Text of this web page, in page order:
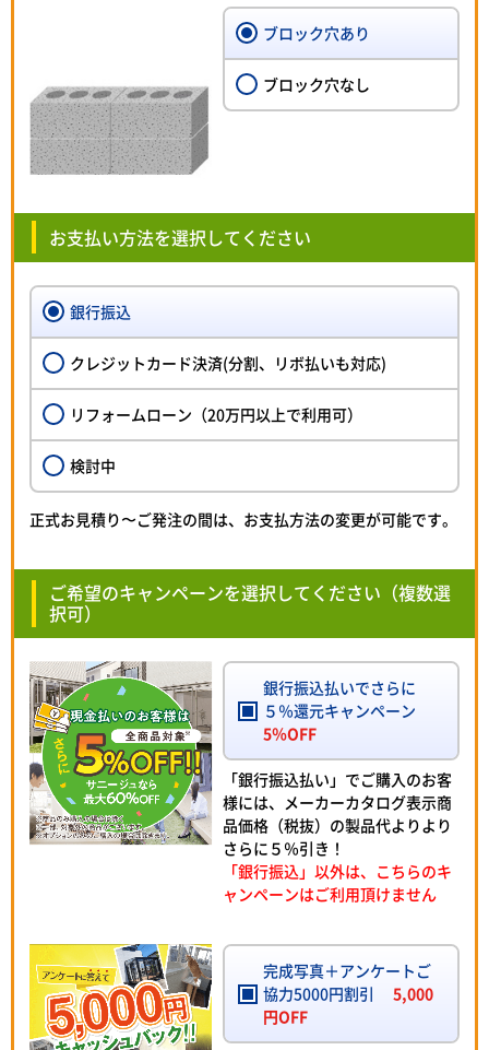
ブロック穴あり
ブロック穴なし
お支払い方法を選択してください
銀行振込
クレジットカード決済(分割、リボ払いも対応)
リフォームローン（20万円以上で利用可）
検討中
正式お見積り〜ご発注の間は、お支払方法の変更が可能です。
ご希望のキャンペーンを選択してください（複数選
択可）
銀行振込払いでさらに
５％還元キャンペーン
5％OFF
「銀行振込払い」でご購入のお客
様には、メーカーカタログ表示商
品価格（税抜）の製品代よりより
さらに５％引き！
「銀行振込」以外は、こちらのキ
ャンペーンはご利用頂けません
完成写真＋アンケートご
協力5000円割引5,000
円OFF